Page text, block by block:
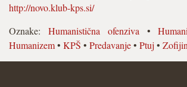
http://novo.klub-kps.si/
Oznake: Humanistična ofenziva •
Humanizem• KPŠ • Predavanje• Ptuj •